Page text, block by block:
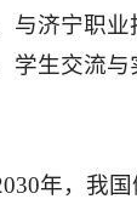
与济宁职业
学生交流与
年，我国